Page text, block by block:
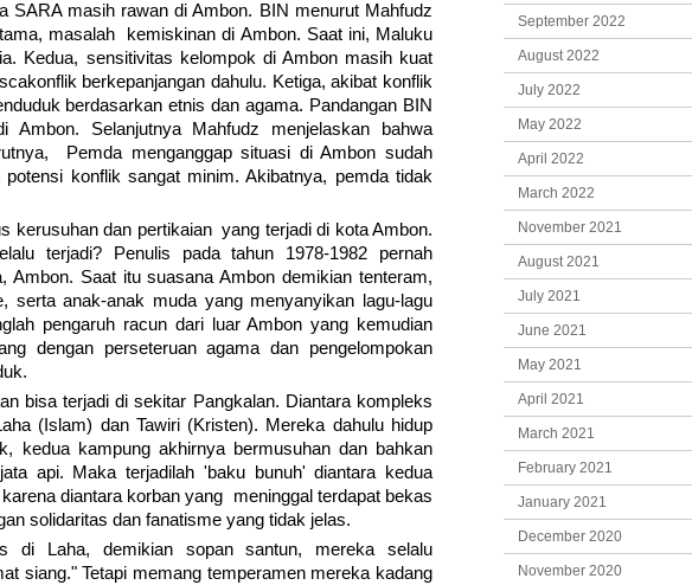
SARA masih rawan di Ambon. BIN menurut Mahfudz
masalah kemiskinan di Ambon. Saat ini, Maluku
Kedua, sensitivitas kelompok di Ambon masih kuat
berkepanjangan dahulu. Ketiga, akibat konflik
berdasarkan etnis dan agama. Pandangan BIN
Ambon. Selanjutnya Mahfudz menjelaskan bahwa
Pemda menganggap situasi di Ambon sudah
konflik sangat minim. Akibatnya, pemda tidak
kerusuhan dan pertikaian yang terjadi di kota Ambon.
terjadi? Penulis pada tahun 1978-1982 pernah
Ambon. Saat itu suasana Ambon demikian tenteram,
serta anak-anak muda yang menyanyikan lagu-lagu
pengaruh racun dari luar Ambon yang kemudian
dengan perseteruan agama dan pengelompokan
bisa terjadi di sekitar Pangkalan. Diantara kompleks
(Islam) dan Tawiri (Kristen). Mereka dahulu hidup
kedua kampung akhirnya bermusuhan dan bahkan
api. Maka terjadilah 'baku bunuh' diantara kedua
diantara korban yang meninggal terdapat bekas
solidaritas dan fanatisme yang tidak jelas.
di Laha, demikian sopan santun, mereka selalu
siang." Tetapi memang temperamen mereka kadang
September 2022
August 2022
July 2022
May 2022
April 2022
March 2022
November 2021
August 2021
July 2021
June 2021
May 2021
April 2021
March 2021
February 2021
January 2021
December 2020
November 2020